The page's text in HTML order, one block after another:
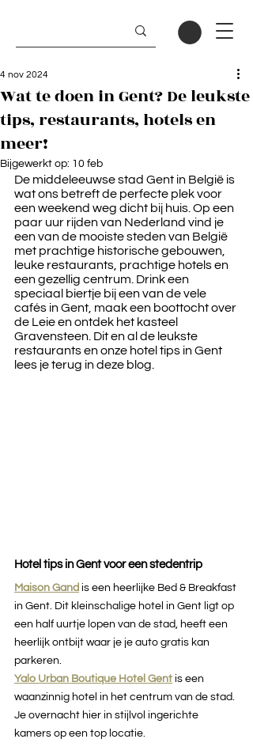
Wat te doen in Gent? De leukste
tips, restaurants, hotels en
meer!
4 nov 2024
Bijgewerkt op: 10 feb
De middeleeuwse stad Gent in België is
wat ons betreft de perfecte plek voor
een weekend weg dicht bij huis. Op een
paar uur rijden van Nederland vind je
een van de mooiste steden van België
met prachtige historische gebouwen,
leuke restaurants, prachtige hotels en
een gezellig centrum. Drink een
speciaal biertje bij een van de vele
cafés in Gent, maak een boottocht over
de Leie en ontdek het kasteel
Gravensteen. Dit en al de leukste
restaurants en onze hotel tips in Gent
lees je terug in deze blog.
Hotel tips in Gent voor een stedentrip
Maison Gand is een heerlijke Bed & Breakfast
in Gent. Dit kleinschalige hotel in Gent ligt op
een half uurtje lopen van de stad, heeft een
heerlijk ontbijt waar je je auto gratis kan
parkeren.
Yalo Urban Boutique Hotel Gent is een
waanzinnig hotel in het centrum van de stad.
Je overnacht hier in stijlvol ingerichte
kamers op een top locatie.